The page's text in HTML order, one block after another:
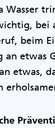
Wasser
bei
beim
etwas
etwas,